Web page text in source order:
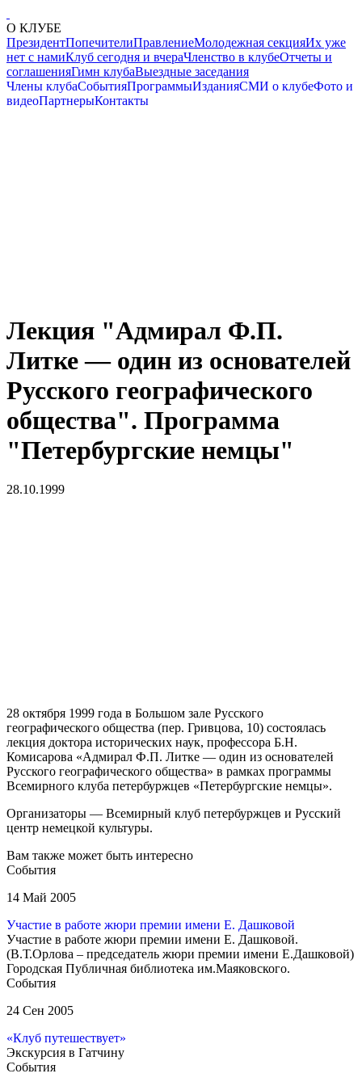
О КЛУБЕ
ПрезидентПопечителиПравлениеМолодежная секцияИх уже
нет с намиКлуб сегодня и вчераЧленство в клубеОтчеты и
соглашенияГимн клубаВыездные заседания
Члены клубаСобытияПрограммыИзданияСМИ о клубеФото и
видеоПартнерыКонтакты
Лекция "Адмирал Ф.П.
Литке — один из основателей
Русского географического
общества". Программа
"Петербургские немцы"
28.10.1999
28 октября 1999 года в Большом зале Русского
географического общества (пер. Гривцова, 10) состоялась
лекция доктора исторических наук, профессора Б.Н.
Комисарова «Адмирал Ф.П. Литке — один из основателей
Русского географического общества» в рамках программы
Всемирного клуба петербуржцев «Петербургские немцы».
Организаторы — Всемирный клуб петербуржцев и Русский
центр немецкой культуры.
Вам также может быть интересно
События
14 Май 2005
Участие в работе жюри премии имени Е. Дашковой
Участие в работе жюри премии имени Е. Дашковой.
(В.Т.Орлова – председатель жюри премии имени Е.Дашковой)
Городская Публичная библиотека им.Маяковского.
События
24 Сен 2005
«Клуб путешествует»
Экскурсия в Гатчину
События